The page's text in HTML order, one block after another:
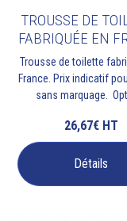
TROUSSE DE
FABRIQUÉE EN
Trousse de toilette
France. Prix indicatif
sans marquage.
26,67€ HT
Détails